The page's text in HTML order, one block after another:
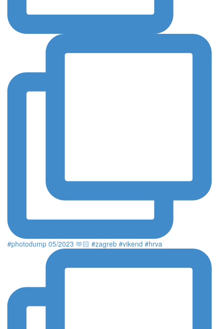
#photodump 05/2023 🫶🏻 #zagreb #vikend #hrva